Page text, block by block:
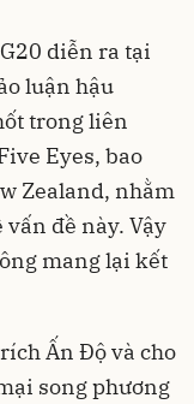
diễn ra tại
luận hậu
trong liên
Eyes, bao
Zealand, nhằm
đề này. Vậy
mang lại kết
Ấn Độ và cho
song phương